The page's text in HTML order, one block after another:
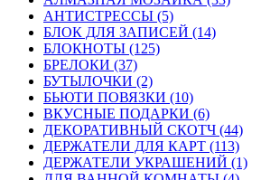
АНТИСТРЕССЫ (5)
БЛОК ДЛЯ ЗАПИСЕЙ (14)
БЛОКНОТЫ (125)
БРЕЛОКИ (37)
БУТЫЛОЧКИ (2)
БЬЮТИ ПОВЯЗКИ (10)
ВКУСНЫЕ ПОДАРКИ (6)
ДЕКОРАТИВНЫЙ СКОТЧ (44)
ДЕРЖАТЕЛИ ДЛЯ КАРТ (113)
ДЕРЖАТЕЛИ УКРАШЕНИЙ (1)